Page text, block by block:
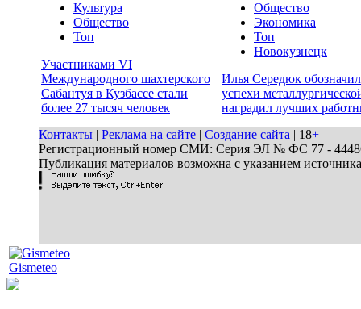
Культура
Общество
Топ
Участниками VI
Международного шахтерского
Сабантуя в Кузбассе стали
более 27 тысяч человек
Общество
Экономика
Топ
Новокузнецк
Илья Середюк
успехи
наградил лучших
Контакты | Реклама на сайте | Создание сайта | 18+
Регистрационный номер СМИ: Серия ЭЛ № ФС 77 - 44486
Публикация материалов возможна с указанием
Gismeteo